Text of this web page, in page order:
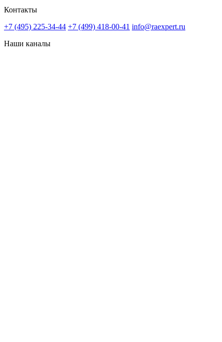
Контакты
+7 (495) 225-34-44 +7 (499) 418-00-41 info@raexpert.ru
Наши каналы